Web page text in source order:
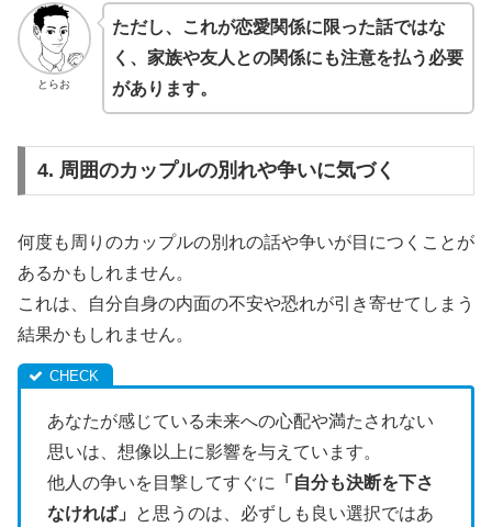
とらお
ただし、これが恋愛関係に限った話ではな
く、家族や友人との関係にも注意を払う必要
があります。
4. 周囲のカップルの別れや争いに気づく
何度も周りのカップルの別れの話や争いが目につくことが
あるかもしれません。
これは、自分自身の内面の不安や恐れが引き寄せてしまう
結果かもしれません。
あなたが感じている未来への心配や満たされない
思いは、想像以上に影響を与えています。
他人の争いを目撃してすぐに
「自分も決断を下さ
なければ」
と思うのは、必ずしも良い選択ではあ